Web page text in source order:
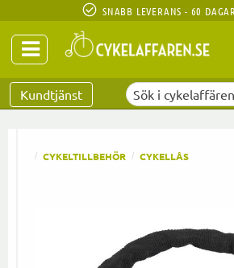
SNABB LEVERANS - 60
Kundtjänst
CYKELTILLBEHÖR CYKELLÅS